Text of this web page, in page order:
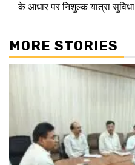
के आधार पर निशुल्क यात्रा सुविधा
MORE STORIES